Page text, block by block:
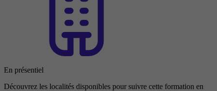
En présentiel
Découvrez les localités disponibles pour suivre cette formation en